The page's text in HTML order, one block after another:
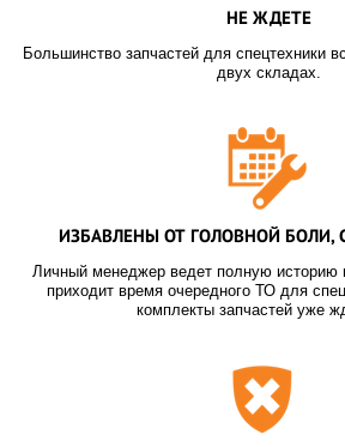
НЕ ЖДЕТЕ
Большинство запчастей для спецтехники
двух складах.
ИЗБАВЛЕНЫ ОТ ГОЛОВНОЙ БОЛИ,
Личный менеджер ведет полную историю
приходит время очередного ТО для
комплекты запчастей уже